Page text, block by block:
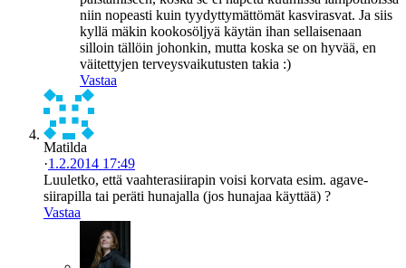
niin nopeasti kuin tyydyttymättömät kasvirasvat. Ja siis
kyllä mäkin kookosöljyä käytän ihan sellaisenaan
silloin tällöin johonkin, mutta koska se on hyvää, en
väitettyjen terveysvaikutusten takia :)
Vastaa
Matilda
·1.2.2014 17:49
Luuletko, että vaahterasiirapin voisi korvata esim. agave-
siirapilla tai peräti hunajalla (jos hunajaa käyttää) ?
Vastaa